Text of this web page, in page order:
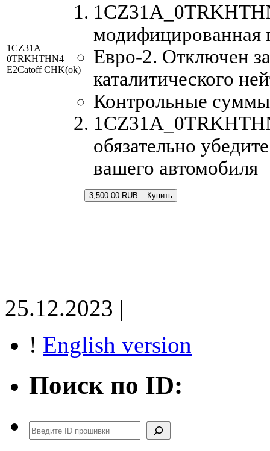
1CZ31A
0TRKHTHN4
E2Catoff CHK(ok)
модифицированная
Евро-2. Отключен
каталитического
Контрольные
обязательно
вашего автомобиля
3,500.00 RUB – Купить
25.12.2023 |
! English version
Поиск по ID:
Поиск